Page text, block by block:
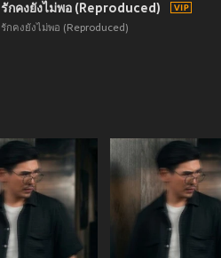
รักคงยังไม่พอ (Reproduced)
รักคงยังไม่พอ (Reproduced)